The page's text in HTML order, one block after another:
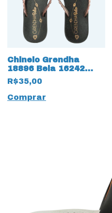
Chinelo Grendha
18896 Bela 16242
Cacau
R$35,00
Comprar